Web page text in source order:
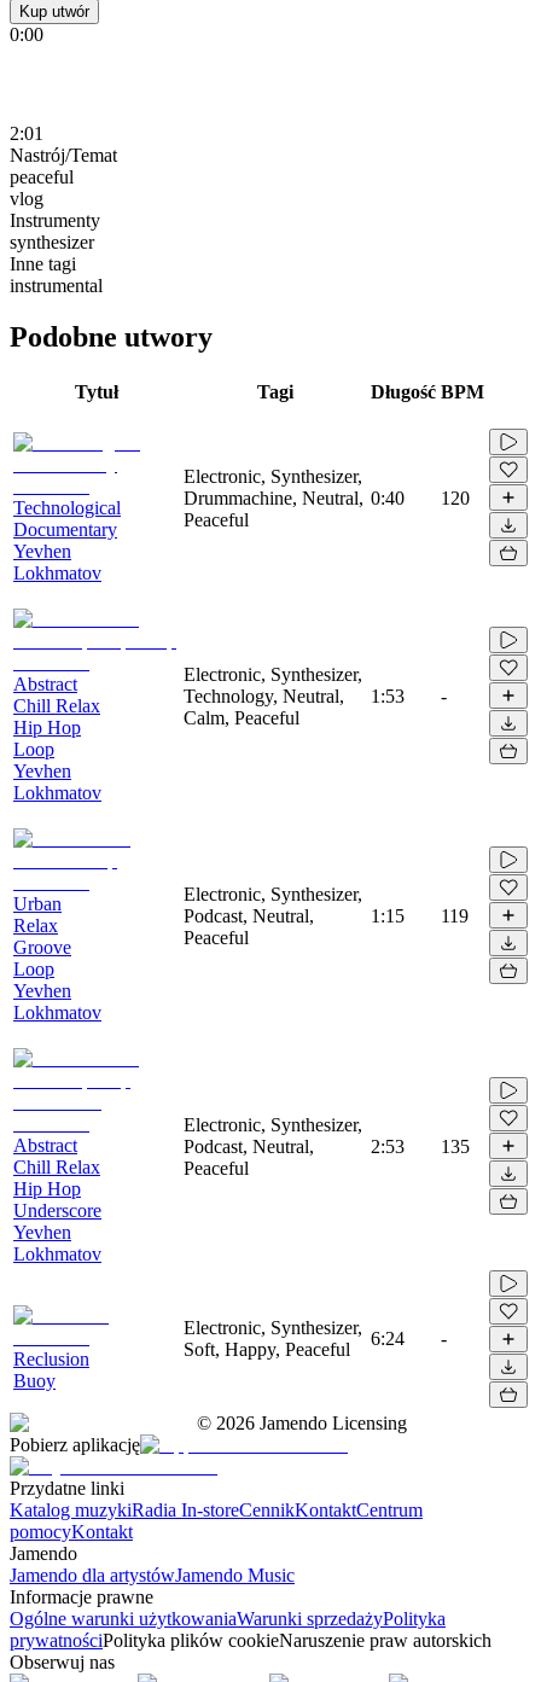
Kup utwór
0:00
2:01
Nastrój/Temat
peaceful
vlog
Instrumenty
synthesizer
Inne tagi
instrumental
Podobne utwory
Tytuł Tagi Długość BPM
Technological
Documentary
Yevhen
Lokhmatov
Electronic, Synthesizer,
Drummachine, Neutral,
Peaceful
0:40 120
Abstract
Chill Relax
Hip Hop
Loop
Yevhen
Lokhmatov
Electronic, Synthesizer,
Technology, Neutral,
Calm, Peaceful
1:53 -
Urban
Relax
Groove
Loop
Yevhen
Lokhmatov
Electronic, Synthesizer,
Podcast, Neutral,
Peaceful
1:15 119
Abstract
Chill Relax
Hip Hop
Underscore
Yevhen
Lokhmatov
Electronic, Synthesizer,
Podcast, Neutral,
Peaceful
2:53 135
Reclusion
Buoy
Electronic, Synthesizer,
Soft, Happy, Peaceful
6:24 -
© 2026 Jamendo Licensing
Pobierz aplikację
Przydatne linki
Katalog muzykiRadia In-storeCennikKontaktCentrum
pomocyKontakt
Jamendo
Jamendo dla artystówJamendo Music
Informacje prawne
Ogólne warunki użytkowaniaWarunki sprzedażyPolityka
prywatnościPolityka plików cookieNaruszenie praw autorskich
Obserwuj nas